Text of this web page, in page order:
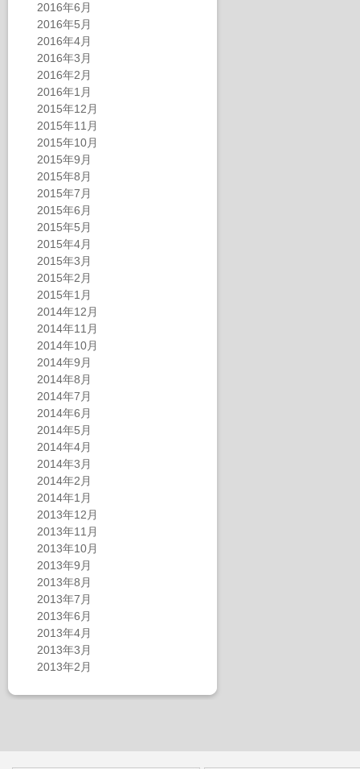
2016年6月
2016年5月
2016年4月
2016年3月
2016年2月
2016年1月
2015年12月
2015年11月
2015年10月
2015年9月
2015年8月
2015年7月
2015年6月
2015年5月
2015年4月
2015年3月
2015年2月
2015年1月
2014年12月
2014年11月
2014年10月
2014年9月
2014年8月
2014年7月
2014年6月
2014年5月
2014年4月
2014年3月
2014年2月
2014年1月
2013年12月
2013年11月
2013年10月
2013年9月
2013年8月
2013年7月
2013年6月
2013年4月
2013年3月
2013年2月